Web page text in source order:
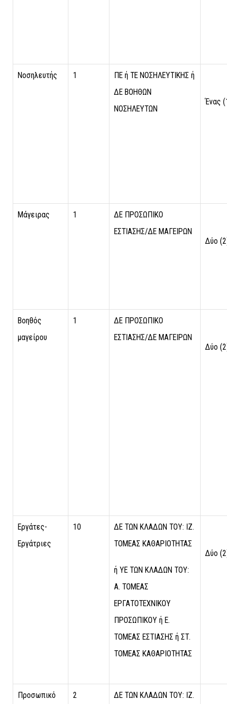
Νοσηλευτής 1
ΠΕ ή ΤΕ ΝΟΣΗΛΕΥΤΙΚΗΣ ή
ΔΕ ΒΟΗΘΩΝ
ΝΟΣΗΛΕΥΤΩΝ
Ένας
Μάγειρας 1
ΔΕ ΠΡΟΣΩΠΙΚΟ
ΕΣΤΙΑΣΗΣ/ΔΕ ΜΑΓΕΙΡΩΝ
Δύο
Βοηθός
μαγείρου
1
ΔΕ ΠΡΟΣΩΠΙΚΟ
ΕΣΤΙΑΣΗΣ/ΔΕ ΜΑΓΕΙΡΩΝ
Δύο
Εργάτες-
Εργάτριες
10
ΔΕ ΤΩΝ ΚΛΑΔΩΝ ΤΟΥ: ΙΖ.
ΤΟΜΕΑΣ ΚΑΘΑΡΙΟΤΗΤΑΣ
ή ΥΕ ΤΩΝ ΚΛΑΔΩΝ ΤΟΥ:
Α. ΤΟΜΕΑΣ
ΕΡΓΑΤΟΤΕΧΝΙΚΟΥ
ΠΡΟΣΩΠΙΚΟΥ ή Ε.
ΤΟΜΕΑΣ ΕΣΤΙΑΣΗΣ ή ΣΤ.
ΤΟΜΕΑΣ ΚΑΘΑΡΙΟΤΗΤΑΣ
Δύο
Προσωπικό
2
ΔΕ ΤΩΝ ΚΛΑΔΩΝ ΤΟΥ: ΙΖ.